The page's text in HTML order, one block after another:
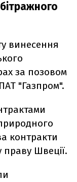
винесення
за позовом
"Газпром".
контракти
праву Швеції.